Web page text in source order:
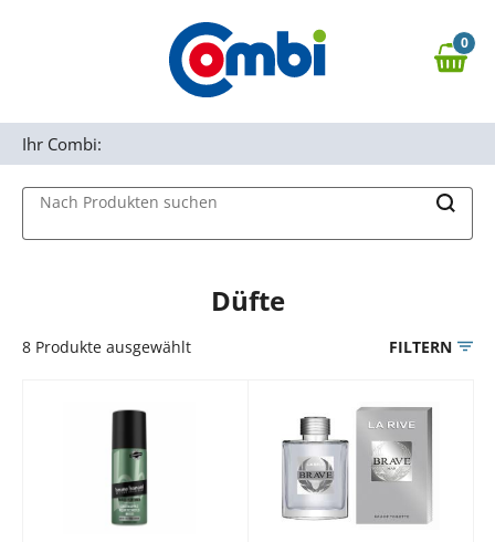
Zur Navigation springen
0,00 €
0
Nach Produkten suchen
Ihr Combi:
Düfte
8 Produkte ausgewählt FILTERN